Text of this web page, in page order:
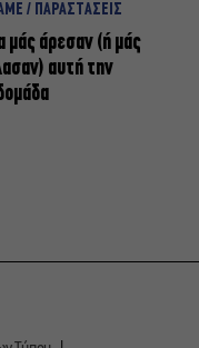
/ ΠΑΡΑΣΤΑΣΕΙΣ
μάς άρεσαν (ή μάς
αυτή την